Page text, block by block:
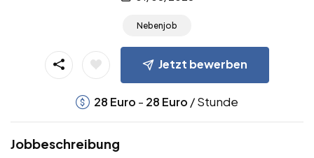
Nebenjob
Jetzt bewerben
28 Euro - 28 Euro / Stunde
Jobbeschreibung